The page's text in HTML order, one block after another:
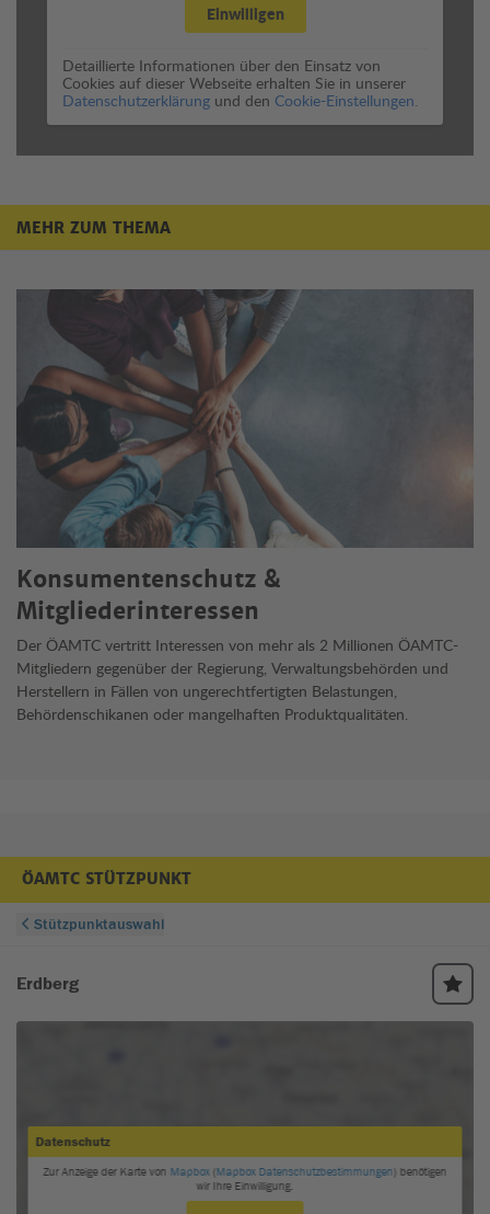
Einwilligen
Detaillierte Informationen über den Einsatz von
Cookies auf dieser Webseite erhalten Sie in unserer
Datenschutzerklärung und den Cookie-Einstellungen.
MEHR ZUM THEMA
Konsumentenschutz &
Mitgliederinteressen
Der ÖAMTC vertritt Interessen von mehr als 2 Millionen ÖAMTC-
Mitgliedern gegenüber der Regierung, Verwaltungsbehörden und
Herstellern in Fällen von ungerechtfertigten Belastungen,
Behördenschikanen oder mangelhaften Produktqualitäten.
ÖAMTC STÜTZPUNKT